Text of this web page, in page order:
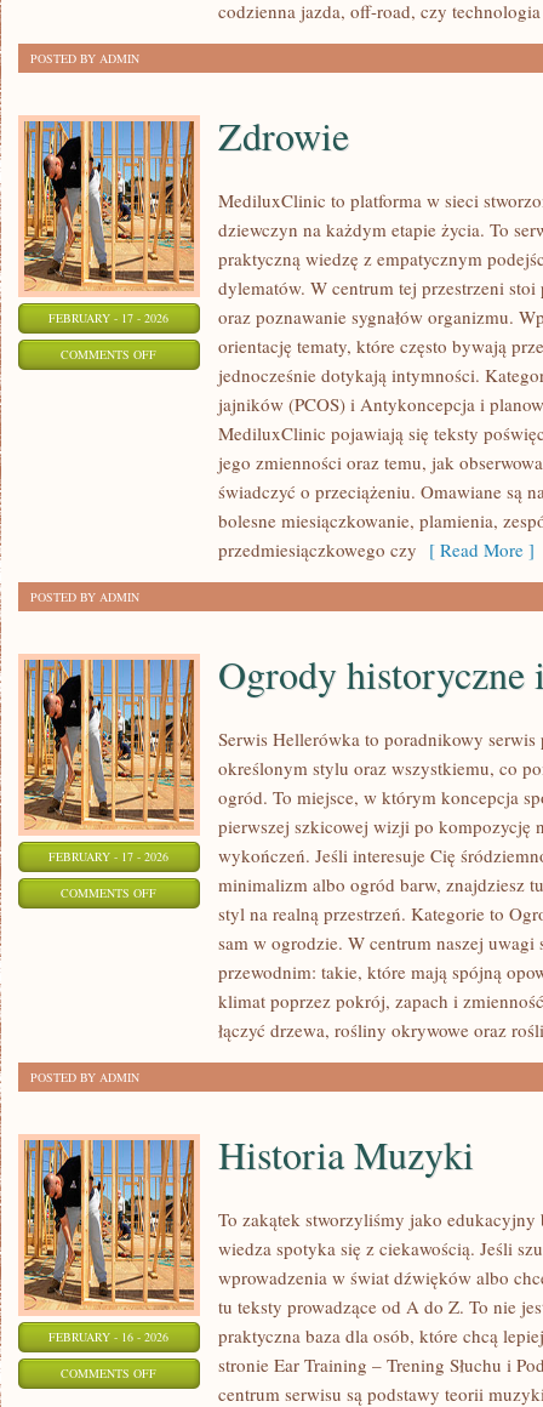
codzienna jazda, off-road, czy technologia
POSTED BY ADMIN
FEBRUARY - 17 - 2026
COMMENTS OFFON
Zdrowie
MediluxClinic to platforma w sieci
dziewczyn na każdym etapie życia. To
praktyczną wiedzę z empatycznym
dylematów. W centrum tej przestrzeni
oraz poznawanie sygnałów organizmu.
orientację tematy, które często bywają
jednocześnie dotykają intymności.
jajników (PCOS) i Antykoncepcja i
MediluxClinic pojawiają się teksty
jego zmienności oraz temu, jak
świadczyć o przeciążeniu. Omawiane są
bolesne miesiączkowanie, plamienia,
przedmiesiączkowego czy [ Read More ]
POSTED BY ADMIN
FEBRUARY - 17 - 2026
COMMENTS OFFON
HISTORYCZNE
BOTANICZNE
Ogrody historyczne
Serwis Hellerówka to poradnikowy
określonym stylu oraz wszystkiemu, co
ogród. To miejsce, w którym koncepcja
pierwszej szkicowej wizji po kompozycję
wykończeń. Jeśli interesuje Cię
minimalizm albo ogród barw, znajdziesz
styl na realną przestrzeń. Kategorie to
sam w ogrodzie. W centrum naszej
przewodnim: takie, które mają spójną
klimat poprzez pokrój, zapach i
łączyć drzewa, rośliny okrywowe oraz
POSTED BY ADMIN
FEBRUARY - 16 - 2026
COMMENTS OFFON
Historia Muzyki
To zakątek stworzyliśmy jako
wiedza spotyka się z ciekawością. Jeśli
wprowadzenia w świat dźwięków albo
tu teksty prowadzące od A do Z. To nie
praktyczna baza dla osób, które chcą
stronie Ear Training – Trening Słuchu i
centrum serwisu są podstawy teorii